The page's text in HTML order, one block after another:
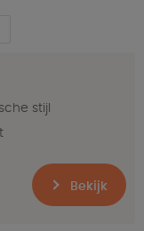
stijl‭
Bekijk